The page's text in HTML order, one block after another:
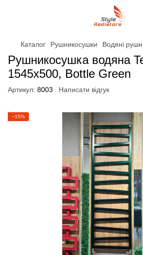
Каталог Рушникосушки Водяні
Рушникосушка водяна
1545x500, Bottle Green
Артикул: 8003 Написати відгук
−15%